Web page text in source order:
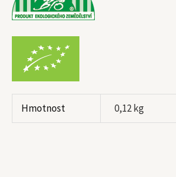
Hmotnost 0,12 kg